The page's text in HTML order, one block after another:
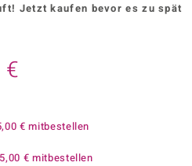
Jetzt kaufen bevor es zu spät
€ mitbestellen
5,00 € mitbestellen